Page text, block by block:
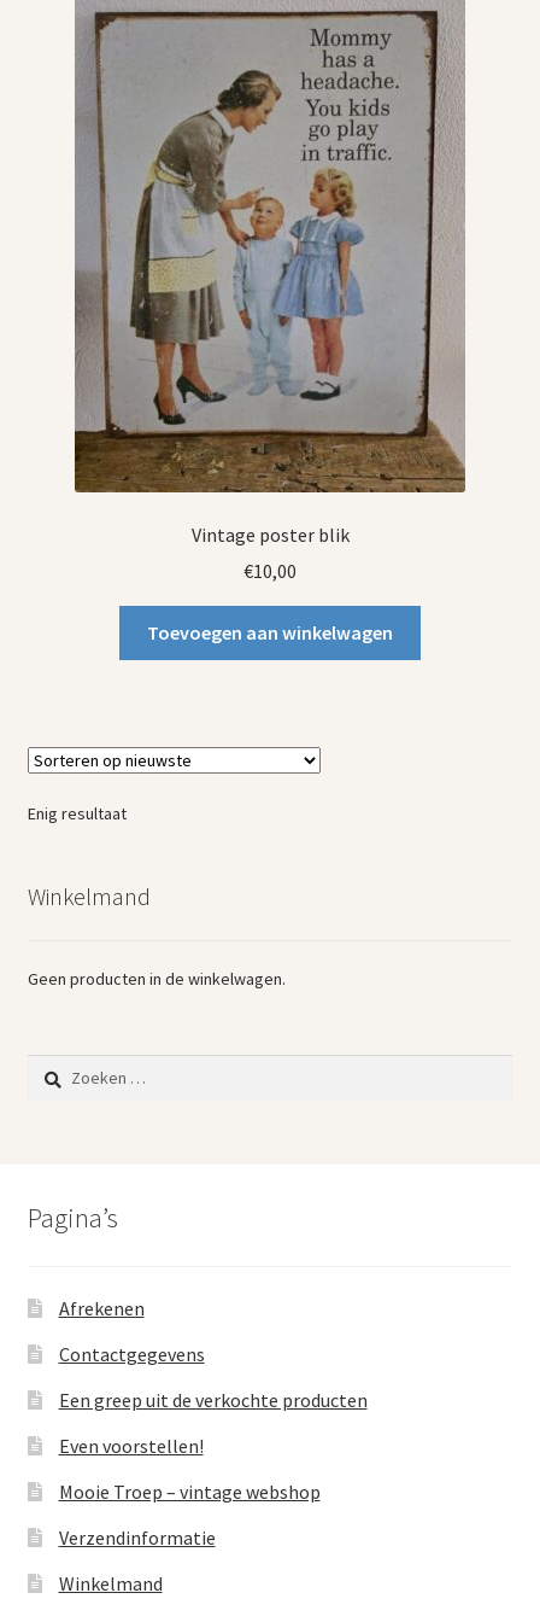
Vintage boeken en strips
Vintage poster blik
€10,00
Toevoegen aan winkelwagen
Enig resultaat
Winkelmand
Geen producten in de winkelwagen.
Zoeken
naar:
Pagina’s
Afrekenen
Contactgegevens
Een greep uit de verkochte producten
Even voorstellen!
Mooie Troep – vintage webshop
Verzendinformatie
Winkelmand